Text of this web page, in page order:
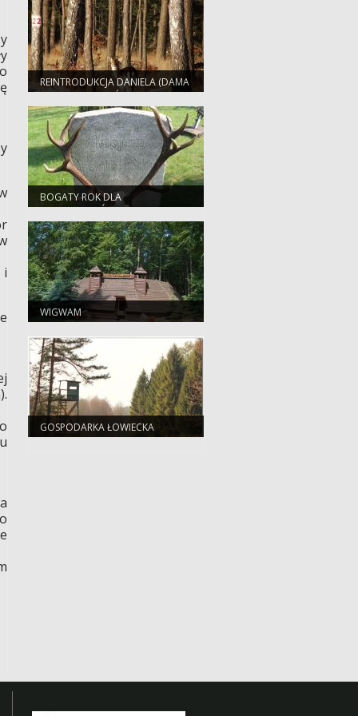
i
REINTRODUKCJA DANIELA (DAMA
DAMA) W NADLEŚNICTWIE
BIERZWNIK
BOGATY ROK DLA
SELEKCJONERÓW!
WIGWAM
GOSPODARKA ŁOWIECKA